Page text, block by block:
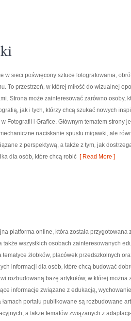
w sieci poświęcony sztuce fotografowania,
To przestrzeń, w której miłość do wizualnej
Strona może zainteresować zarówno osoby,
jak i tych, którzy chcą szukać nowych
Fotografii i Grafice. Głównym tematem strony
naciskanie spustu migawki, ale
z perspektywą, a także z tym, jak
dla osób, które chcą robić [ Read More ]
platforma online, która została przygotowana
także wszystkich osobach zainteresowanych
żłobków, placówek przedszkolnych
informacji dla osób, które chcą budować
rozbudowaną bazę artykułów, w której można
informacje związane z edukacją,
portalu publikowane są rozbudowane
a także tematów związanych z